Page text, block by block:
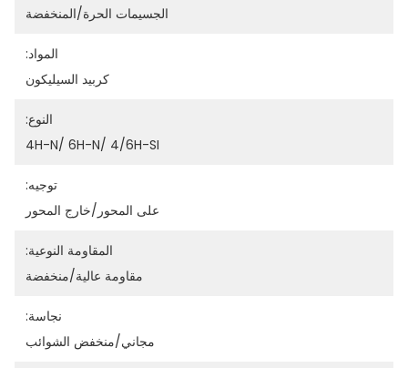
الجسيمات الحرة/المنخفضة
المواد:
كربيد السيليكون
النوع:
4H-N/ 6H-N/ 4/6H-SI
توجيه:
على المحور/خارج المحور
المقاومة النوعية:
مقاومة عالية/منخفضة
نجاسة:
مجاني/منخفض الشوائب